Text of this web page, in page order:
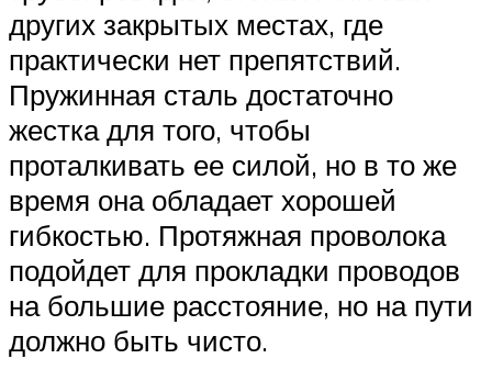
других закрытых местах, где
практически нет препятствий.
Пружинная сталь достаточно
жестка для того, чтобы
проталкивать ее силой, но в то же
время она обладает хорошей
гибкостью. Протяжная проволока
подойдет для прокладки проводов
на большие расстояние, но на пути
должно быть чисто.